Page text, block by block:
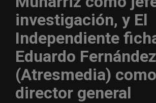
investigación, y El
Independiente
Eduardo Fernández
(Atresmedia)
director general